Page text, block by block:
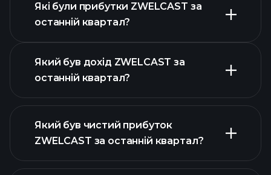
Які були прибутки ZWELCAST за
останній квартал?
прибутки ZWELCAST
Який був дохід ZWELCAST за
останній квартал?
фінансових звітах
Який був чистий прибуток
ZWELCAST за останній квартал?